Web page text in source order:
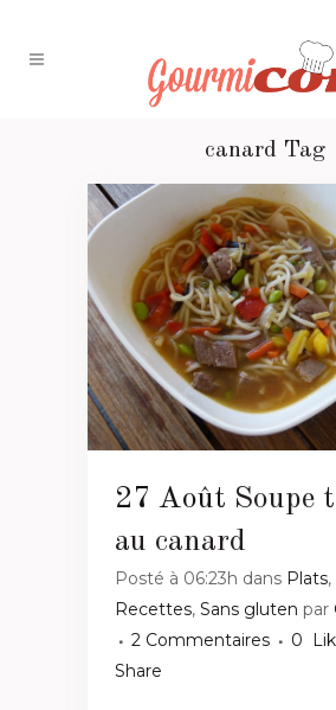
canard Tag
27 Août Soupe
au canard
Posté à 06:23h dans Plats,
Recettes, Sans gluten par
2 Commentaires
0
Share